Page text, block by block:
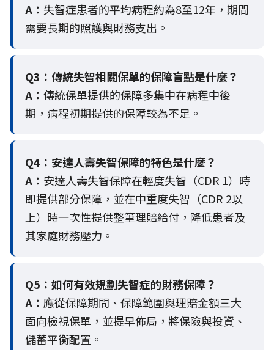
A： 失智症患者的平均病程約為8至12年，期間
需要長期的照護與財務支出。
Q3： 傳統失智相關保單的保障盲點是什麼？
A： 傳統保單提供的保障多集中在病程中後
期，病程初期提供的保障較為不足。
Q4： 安達人壽失智保障的特色是什麼？
A： 安達人壽失智保障在輕度失智（CDR 1）時
即提供部分保障，並在中重度失智（CDR 2以
上）時一次性提供整筆理賠給付，降低患者及
其家庭財務壓力。
Q5： 如何有效規劃失智症的財務保障？
A： 應從保障期間、保障範圍與理賠金額三大
面向檢視保單，並提早佈局，將保險與投資、
儲蓄平衡配置。